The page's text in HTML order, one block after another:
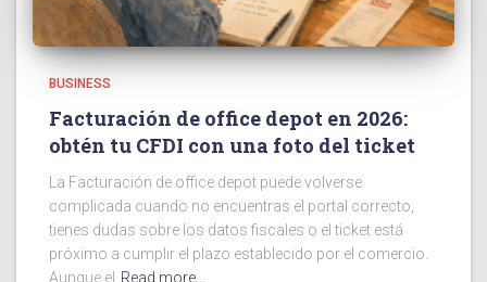
BUSINESS
Facturación de office depot en 2026:
obtén tu CFDI con una foto del ticket
La Facturación de office depot puede volverse
complicada cuando no encuentras el portal correcto,
tienes dudas sobre los datos fiscales o el ticket está
próximo a cumplir el plazo establecido por el comercio.
Aunque el Read more…